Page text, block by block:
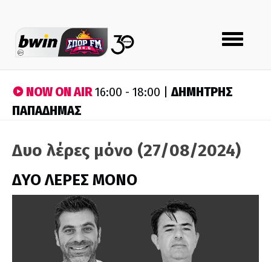
Toggle
navigation
NOW ON AIR16:00 - 18:00 |ΔΗΜΗΤΡΗΣ
ΠΑΠΑΔΗΜΑΣ
Δυο λέρες μόνο (27/08/2024)
ΔΥΟ ΛΕΡΕΣ ΜΟΝΟ